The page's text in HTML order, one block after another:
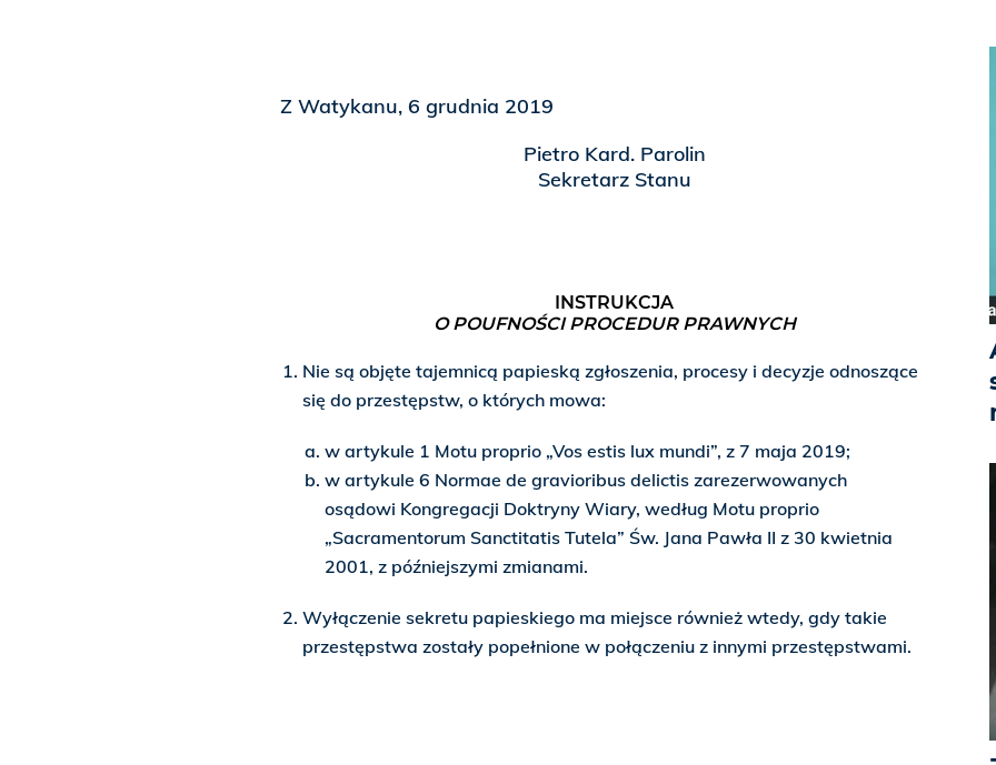
Z Watykanu, 6 grudnia 2019
Pietro Kard. Parolin
Sekretarz Stanu
INSTRUKCJA
O POUFNOŚCI PROCEDUR PRAWNYCH
Nie są objęte tajemnicą papieską zgłoszenia, procesy i decyzje odnoszące
się do przestępstw, o których mowa:
w artykule 1 Motu proprio „Vos estis lux mundi”, z 7 maja 2019;
w artykule 6 Normae de gravioribus delictis zarezerwowanych
osądowi Kongregacji Doktryny Wiary, według Motu proprio
„Sacramentorum Sanctitatis Tutela” Św. Jana Pawła II z 30 kwietnia
2001, z późniejszymi zmianami.
Wyłączenie sekretu papieskiego ma miejsce również wtedy, gdy takie
przestępstwa zostały popełnione w połączeniu z innymi przestępstwami.